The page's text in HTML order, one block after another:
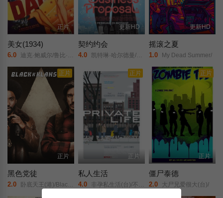
正片
美女(1934)
6.0 迪克·鲍威尔/鲁比·基勒/Hugh/Herbert/
更新HD
契约约会
4.0 凯特琳·哈尔德曼/艾丽尔·塔图姆/Abidzar·Al·Ghifari/
更新HD
摇滚之夏
1.0 My Dead Summer/
正片
正片
黑色党徒
2.0 卧底天王(港)/Black Klansman/
正片
正片
私人生活
4.0 非孕私生活(台)/不育私生活(港)/
正片
正片
僵尸泰德
2.0 大尸兄爱很大(台)/